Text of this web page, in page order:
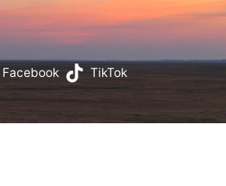
Facebook TikTok